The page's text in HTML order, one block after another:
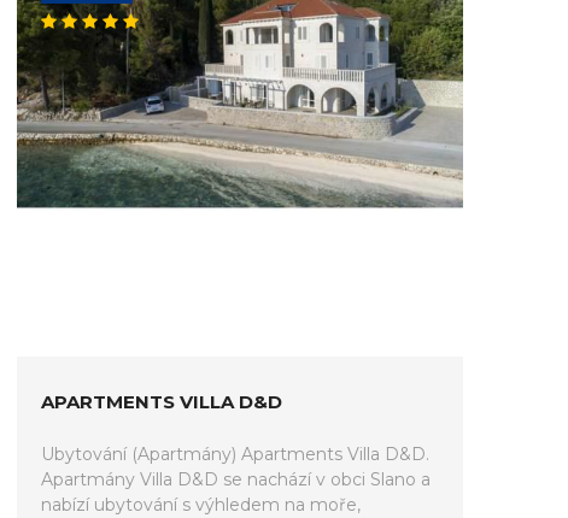
APARTMENTS VILLA D&D
Ubytování (Apartmány) Apartments Villa D&D.
Apartmány Villa D&D se nachází v obci Slano a
nabízí ubytování s výhledem na moře,